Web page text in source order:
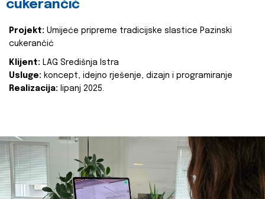
cukerančić
Projekt: Umijeće pripreme tradicijske slastice Pazinski
cukerančić
Klijent: LAG Središnja Istra
Usluge: koncept, idejno rješenje, dizajn i programiranje
Realizacija: lipanj 2025.